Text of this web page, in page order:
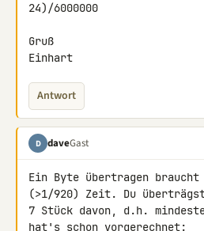
24)/6000000
Gruß
Einhart
Antwort
D daveGast
Ein Byte übertragen braucht
(>1/920) Zeit. Du
7 Stück davon, d.h.
hat's schon vorgerechnet: